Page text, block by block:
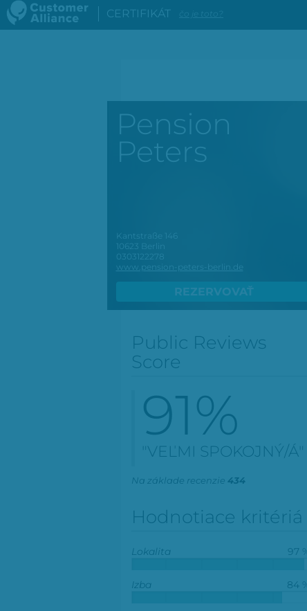
Pension
Peters
Kantstraße 146
10623
0303122278
www.pension-peters-berlin.de
REZERVOVAŤ
Public Reviews
Score
91%
"VEĽMI SPOKOJNÝ/Á"
Na základe recenzie 434
Hodnotiace kritériá
97 %
Lokalita
84 %
Izba
CERTIFIKÁT